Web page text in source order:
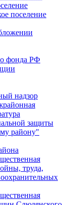
поселение
фонда РФ
надзор
защиты
району"
труда,